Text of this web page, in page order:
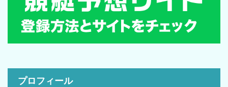
プロフィール